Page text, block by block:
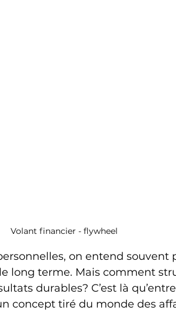
Volant financier - flywheel
on entend souvent
long terme. Mais comment
durables? C’est là
concept tiré du monde des